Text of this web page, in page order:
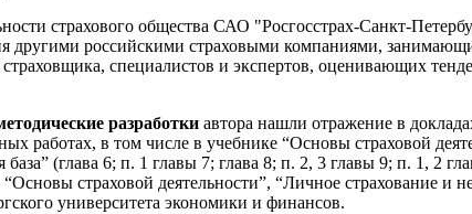
страхового общества САО "Росгосстрах-Санкт-
другими российскими страховыми компаниями,
специалистов и экспертов, оценивающих
разработки автора нашли отражение в
работах, в том числе в учебнике “Основы страховой
(глава 6; п. 1 главы 7; глава 8; п. 2, 3 главы 9; п. 1, 2
страховой деятельности”, “Личное страхование и
университета экономики и финансов.